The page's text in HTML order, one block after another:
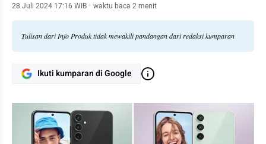
28 Juli 2024 17:16 WIB · waktu baca 2 menit
Tulisan dari Info Produk tidak mewakili pandangan dari redaksi kumparan
Ikuti kumparan di Google